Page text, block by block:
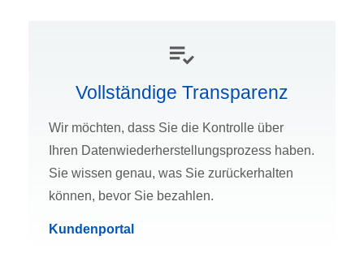
Vollständige Transparenz
Wir möchten, dass Sie die Kontrolle über
Ihren Datenwiederherstellungsprozess haben.
Sie wissen genau, was Sie zurückerhalten
können, bevor Sie bezahlen.
Kundenportal